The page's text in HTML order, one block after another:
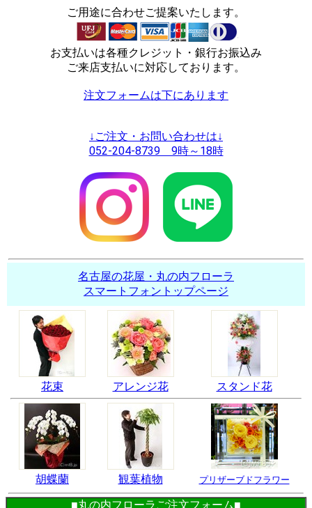
ご用途に合わせご提案いたします。
お支払いは各種クレジット・銀行お振込み
ご来店支払いに対応しております。
注文フォームは下にあります
↓ご注文・お問い合わせは↓
052-204-8739 9時～18時
名古屋の花屋・丸の内フローラ
スマートフォントップページ
花束 アレンジ花 スタンド花
胡蝶蘭 観葉植物 プリザーブドフラワー
■丸の内フローラご注文フォーム■